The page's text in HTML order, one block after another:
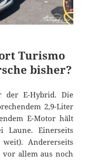
Turismo
bisher?
E-Hybrid. Die
2,9-Liter
E-Motor hält
Laune. Einerseits
Andererseits
vor allem aus noch